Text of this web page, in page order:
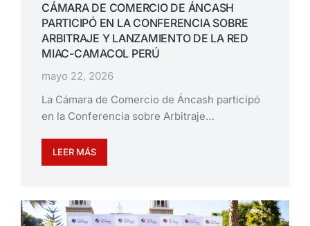
CÁMARA DE COMERCIO DE ÁNCASH
PARTICIPÓ EN LA CONFERENCIA SOBRE
ARBITRAJE Y LANZAMIENTO DE LA RED
MIAC-CAMACOL PERÚ
mayo 22, 2026
La Cámara de Comercio de Áncash participó
en la Conferencia sobre Arbitraje…
LEER MÁS